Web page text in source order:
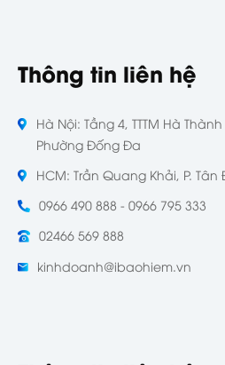
Thông tin liên hệ
Hà Nội: Tầng 4, TTTM Hà
Phường Đống Đa
HCM: Trần Quang Khải, P. Tân
0966 490 888 - 0966 795 333
02466 569 888
kinhdoanh@ibaohiem.vn